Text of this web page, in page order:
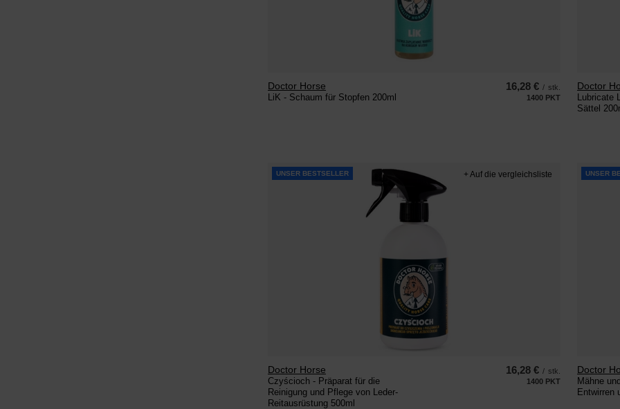
Doctor Horse
LiK - Schaum für Stopfen 200ml
16,28 € / stk.
1400 PKT Punkte
Doctor
Lubricate
Sättel
UNSER BESTSELLER
Doctor Horse
Czyścioch - Präparat für die
Reinigung und Pflege von Leder-
Reitausrüstung 500ml
16,28 € / stk.
1400 PKT Punkte
+ Auf die vergleichsliste UNSER
Doctor
Mähne
Entwirren